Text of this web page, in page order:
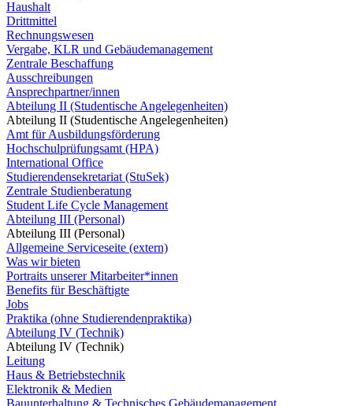
Haushalt
Drittmittel
Rechnungswesen
Vergabe, KLR und Gebäudemanagement
Zentrale Beschaffung
Ausschreibungen
Ansprechpartner/innen
Abteilung II (Studentische Angelegenheiten)
Abteilung II (Studentische Angelegenheiten)
Amt für Ausbildungsförderung
Hochschulprüfungsamt (HPA)
International Office
Studierendensekretariat (StuSek)
Zentrale Studienberatung
Student Life Cycle Management
Abteilung III (Personal)
Abteilung III (Personal)
Allgemeine Serviceseite (extern)
Was wir bieten
Portraits unserer Mitarbeiter*innen
Benefits für Beschäftigte
Jobs
Praktika (ohne Studierendenpraktika)
Abteilung IV (Technik)
Abteilung IV (Technik)
Leitung
Haus & Betriebstechnik
Elektronik & Medien
Bauunterhaltung & Technisches Gebäudemanagement